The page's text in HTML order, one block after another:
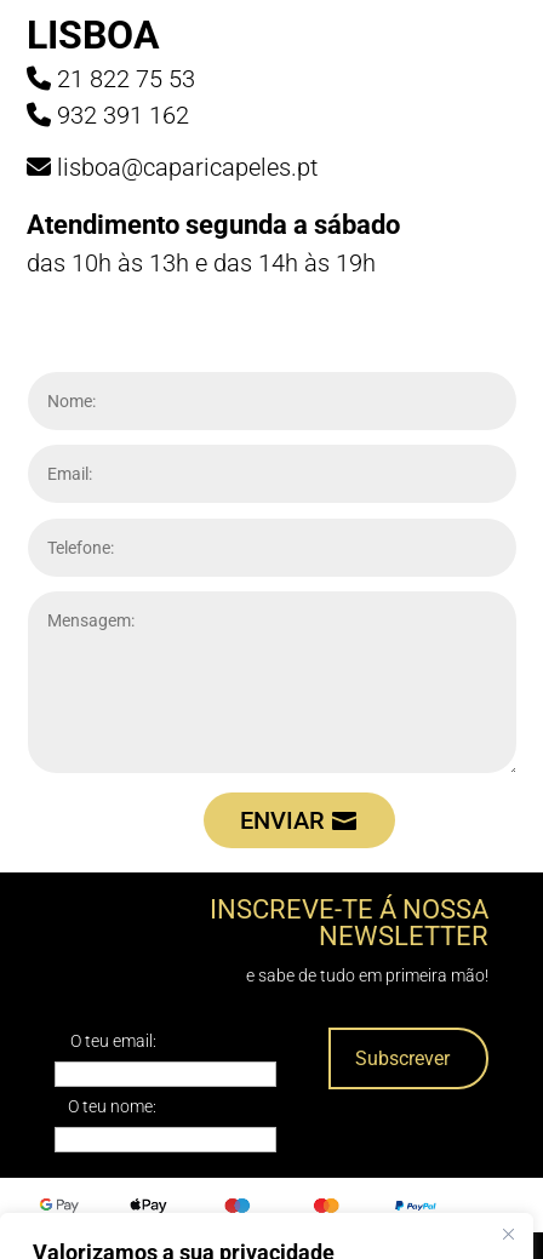
Valorizamos a sua privacidade
LISBOA
21 822 75 53
932 391 162
lisboa@caparicapeles.pt
Atendimento segunda a sábado
das 10h às 13h e das 14h às 19h
ENVIAR
INSCREVE-TE Á NOSSA
NEWSLETTER
e sabe de tudo em primeira mão!
O teu email:
O teu nome: